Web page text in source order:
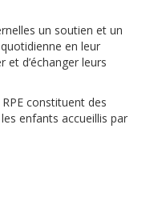
un soutien et un
en leur
d’échanger leurs
constituent des
enfants accueillis par